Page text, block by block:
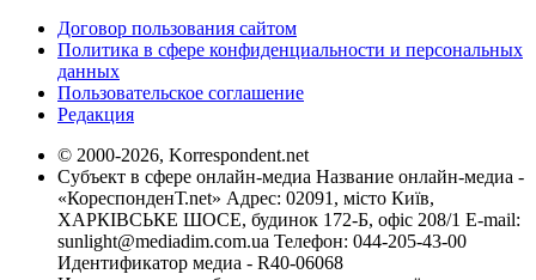
Договор пользования сайтом
Политика в сфере конфиденциальности и персональных
данных
Пользовательское соглашение
Редакция
© 2000-2026, Korrespondent.net
Субъект в сфере онлайн-медиа Название онлайн-медиа -
«КореспонденТ.net» Адрес: 02091, місто Київ,
ХАРКІВСЬКЕ ШОСЕ, будинок 172-Б, офіс 208/1 E-mail:
sunlight@mediadim.com.ua Телефон: 044-205-43-00
Идентификатор медиа - R40-06068